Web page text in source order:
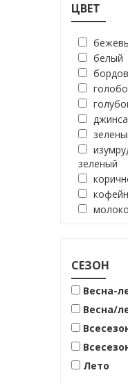
ЦВЕТ
белый
джинса
зеленый
молоко
черно-
черный
чёрный
СЕЗОН
Весна-
Весна/
Лето